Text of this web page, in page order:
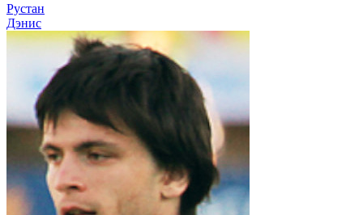
Рустан
Дэнис